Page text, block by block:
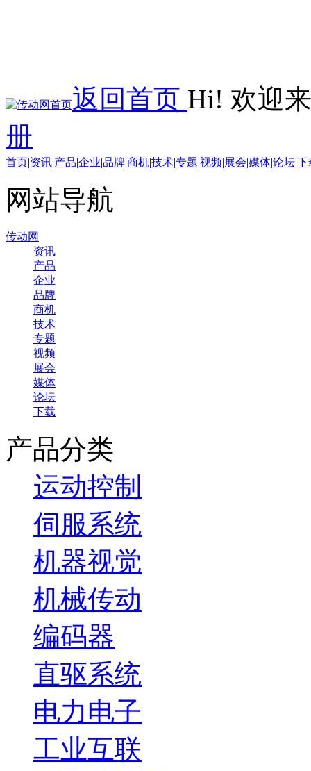
返回首页 Hi! 欢迎
册
首页|资讯|产品|企业|品牌|商机|技术|专题|视频|展会|媒体|论坛|下
网站导航
传动网
资讯
产品
企业
品牌
商机
技术
专题
视频
展会
媒体
论坛
下载
产品分类
运动控制
伺服系统
机器视觉
机械传动
编码器
直驱系统
电力电子
工业互联